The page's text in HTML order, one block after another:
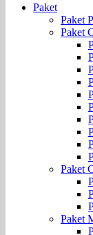
Paket
Paket
Paket
Paket
Paket